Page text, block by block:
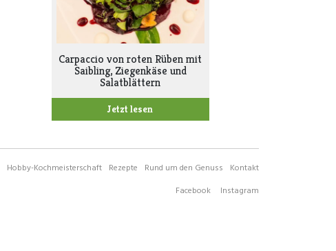
Carpaccio von roten Rüben mit
Saibling, Ziegenkäse und
Salatblättern
Jetzt lesen
Hobby-Kochmeisterschaft Rezepte Rund um den Genuss
Kontakt
Facebook
Instagram